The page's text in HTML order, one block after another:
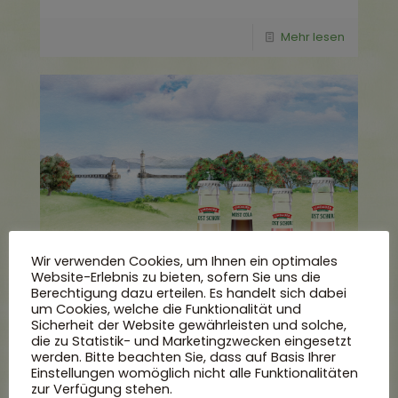
Mehr lesen
Wir verwenden Cookies, um Ihnen ein optimales
Website-Erlebnis zu bieten, sofern Sie uns die
Berechtigung dazu erteilen. Es handelt sich dabei
um Cookies, welche die Funktionalität und
Sicherheit der Website gewährleisten und solche,
die zu Statistik- und Marketingzwecken eingesetzt
werden. Bitte beachten Sie, dass auf Basis Ihrer
Einstellungen womöglich nicht alle Funktionalitäten
zur Verfügung stehen.